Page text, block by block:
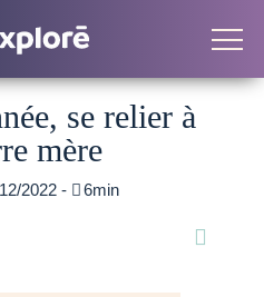
se relier à
mère
2022 - 6min
